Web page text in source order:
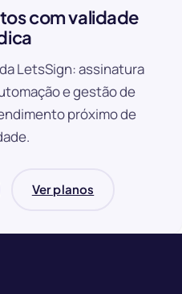
com validade
LetsSign: assinatura
e gestão de
próximo de
Ver planos